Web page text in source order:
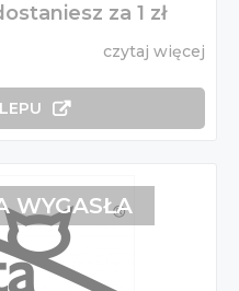
za 1 zł
czytaj więcej
WYGASŁA